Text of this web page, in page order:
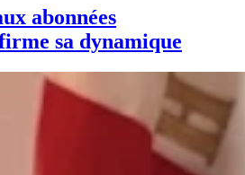
abonnées
sa dynamique